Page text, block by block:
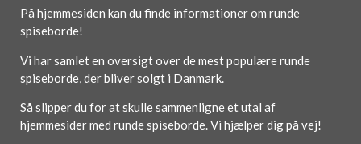
På hjemmesiden kan du finde informationer om runde
spiseborde!
Vi har samlet en oversigt over de mest populære runde
spiseborde, der bliver solgt i Danmark.
Så slipper du for at skulle sammenligne et utal af
hjemmesider med runde spiseborde. Vi hjælper dig på vej!